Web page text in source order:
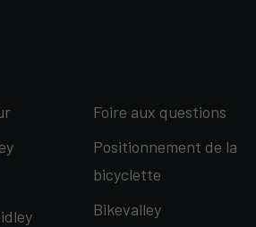
Foire aux questions
Positionnement de la
bicyclette
Bikevalley